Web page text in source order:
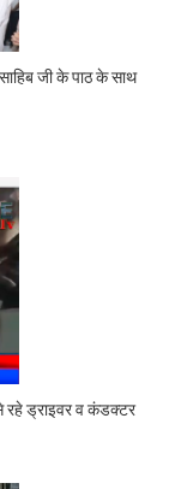
जी के पाठ के साथ
रहे ड्राइवर व कंडक्टर